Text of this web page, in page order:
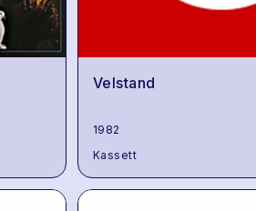
Velstand
1982
Kassett